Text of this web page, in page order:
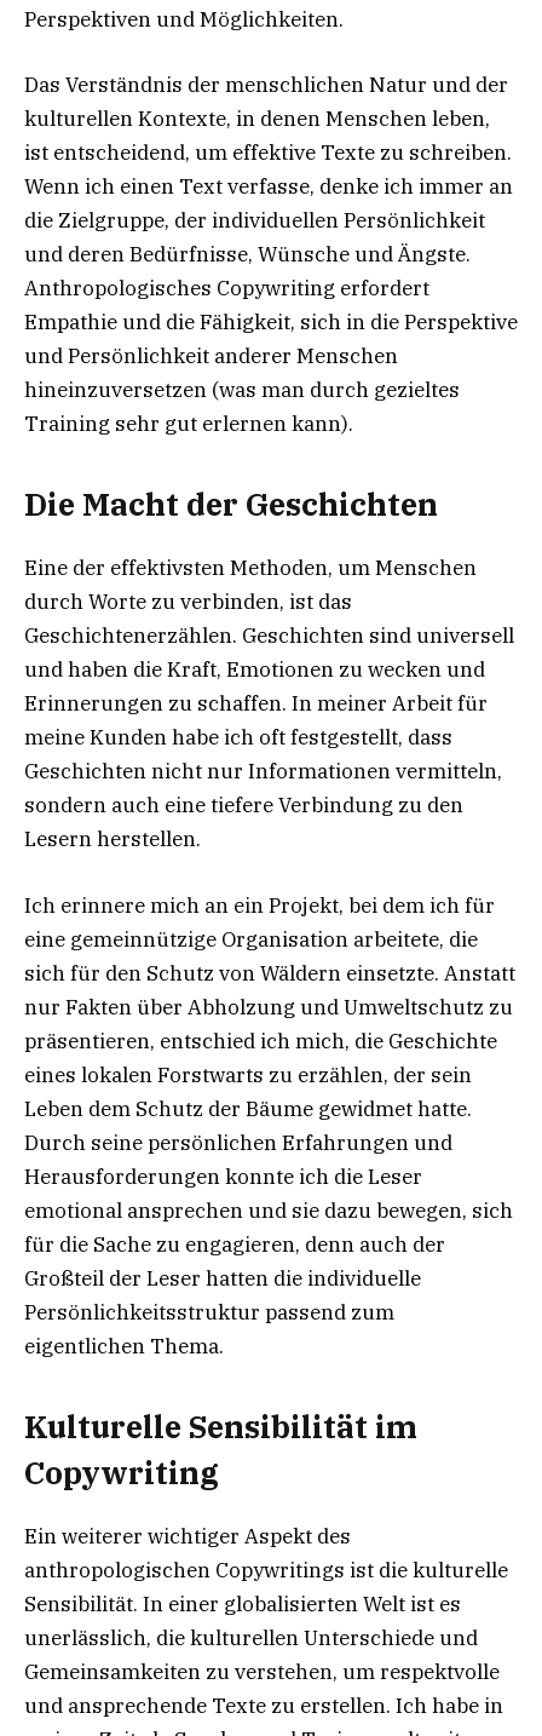
Perspektiven und Möglichkeiten.
Das Verständnis der menschlichen Natur und der
kulturellen Kontexte, in denen Menschen leben,
ist entscheidend, um effektive Texte zu schreiben.
Wenn ich einen Text verfasse, denke ich immer an
die Zielgruppe, der individuellen Persönlichkeit
und deren Bedürfnisse, Wünsche und Ängste.
Anthropologisches Copywriting erfordert
Empathie und die Fähigkeit, sich in die Perspektive
und Persönlichkeit anderer Menschen
hineinzuversetzen (was man durch gezieltes
Training sehr gut erlernen kann).
Die Macht der Geschichten
Eine der effektivsten Methoden, um Menschen
durch Worte zu verbinden, ist das
Geschichtenerzählen. Geschichten sind universell
und haben die Kraft, Emotionen zu wecken und
Erinnerungen zu schaffen. In meiner Arbeit für
meine Kunden habe ich oft festgestellt, dass
Geschichten nicht nur Informationen vermitteln,
sondern auch eine tiefere Verbindung zu den
Lesern herstellen.
Ich erinnere mich an ein Projekt, bei dem ich für
eine gemeinnützige Organisation arbeitete, die
sich für den Schutz von Wäldern einsetzte. Anstatt
nur Fakten über Abholzung und Umweltschutz zu
präsentieren, entschied ich mich, die Geschichte
eines lokalen Forstwarts zu erzählen, der sein
Leben dem Schutz der Bäume gewidmet hatte.
Durch seine persönlichen Erfahrungen und
Herausforderungen konnte ich die Leser
emotional ansprechen und sie dazu bewegen, sich
für die Sache zu engagieren, denn auch der
Großteil der Leser hatten die individuelle
Persönlichkeitsstruktur passend zum
eigentlichen Thema.
Kulturelle Sensibilität im
Copywriting
Ein weiterer wichtiger Aspekt des
anthropologischen Copywritings ist die kulturelle
Sensibilität. In einer globalisierten Welt ist es
unerlässlich, die kulturellen Unterschiede und
Gemeinsamkeiten zu verstehen, um respektvolle
und ansprechende Texte zu erstellen. Ich habe in